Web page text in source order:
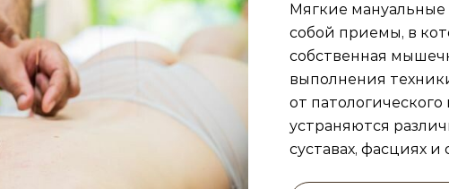
Мягкие
собой приемы, в
собственная
выполнения
от
устраняются
суставах, фасциях и